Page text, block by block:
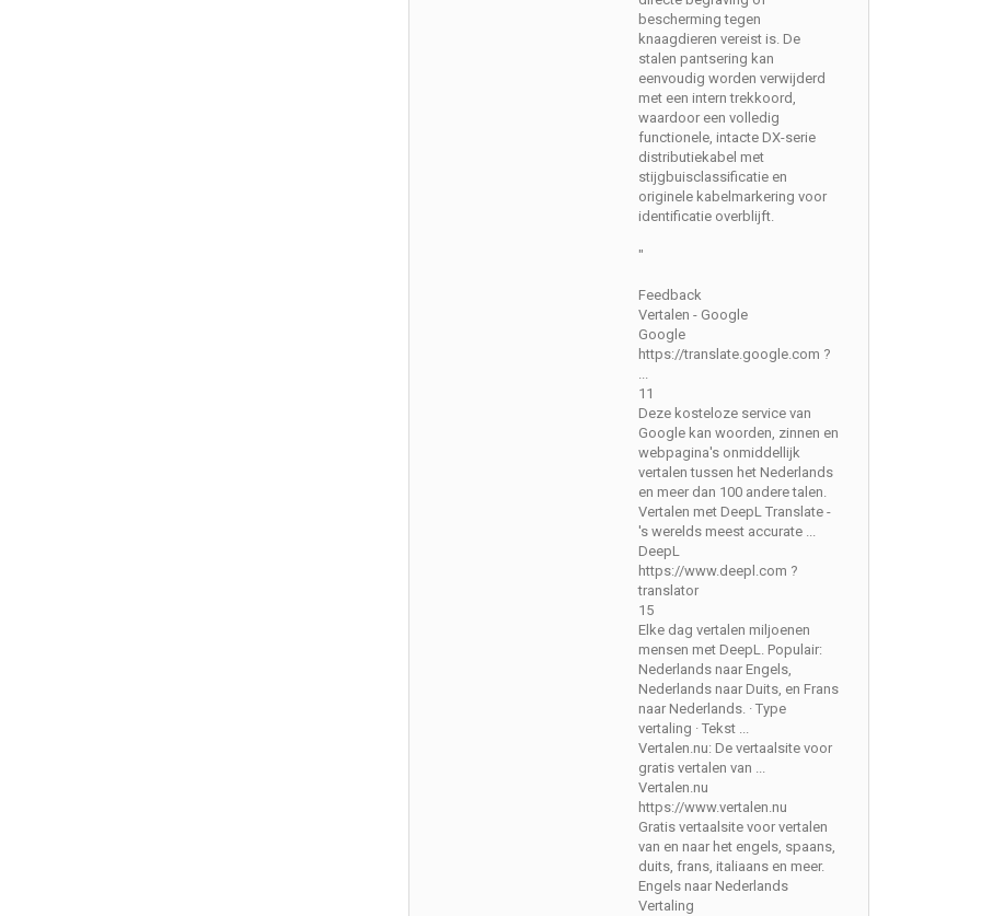
bescherming tegen
knaagdieren vereist is. De
stalen pantsering kan
eenvoudig worden verwijderd
met een intern trekkoord,
waardoor een volledig
functionele, intacte DX-serie
distributiekabel met
stijgbuisclassificatie en
originele kabelmarkering voor
identificatie overblijft.
"
Feedback
Vertalen - Google
Google
https://translate.google.com ?
...
11
Deze kosteloze service van
Google kan woorden, zinnen en
webpagina's onmiddellijk
vertalen tussen het Nederlands
en meer dan 100 andere talen.
Vertalen met DeepL Translate -
's werelds meest accurate ...
DeepL
https://www.deepl.com ?
translator
15
Elke dag vertalen miljoenen
mensen met DeepL. Populair:
Nederlands naar Engels,
Nederlands naar Duits, en Frans
naar Nederlands. · Type
vertaling · Tekst ...
Vertalen.nu: De vertaalsite voor
gratis vertalen van ...
Vertalen.nu
https://www.vertalen.nu
Gratis vertaalsite voor vertalen
van en naar het engels, spaans,
duits, frans, italiaans en meer.
Engels naar Nederlands
Vertaling